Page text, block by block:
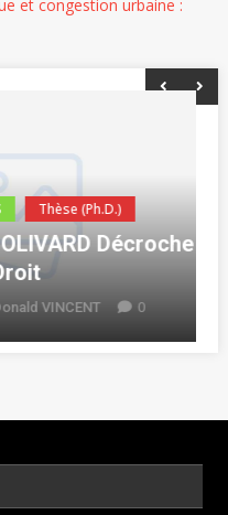
et congestion urbaine :
Thèse (Ph.D.)
Décroche
VINCENT